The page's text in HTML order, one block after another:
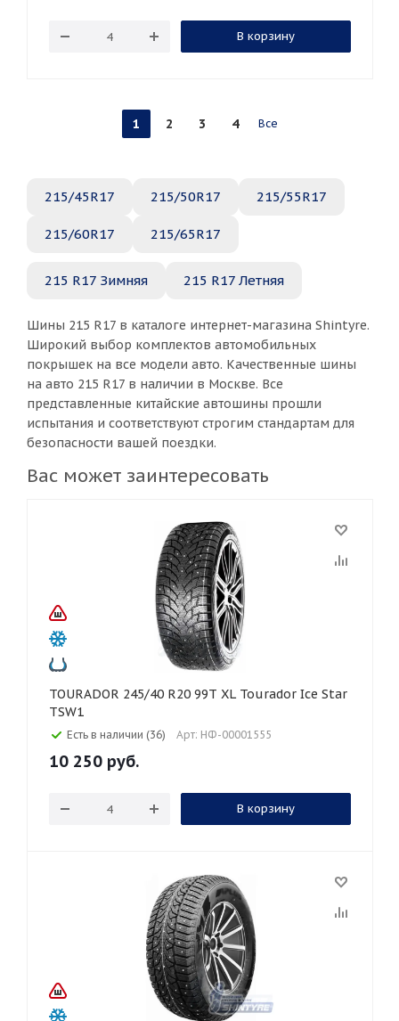
В корзину
1 2 3 4 Все
215/45R17 215/50R17 215/55R17
215/60R17 215/65R17
215 R17 Зимняя 215 R17 Летняя
Шины 215 R17 в каталоге интернет-магазина Shintyre.
Широкий выбор комплектов автомобильных
покрышек на все модели авто. Качественные шины
на авто 215 R17 в наличии в Москве. Все
представленные китайские автошины прошли
испытания и соответствуют строгим стандартам для
безопасности вашей поездки.
Вас может заинтересовать
TOURADOR 245/40 R20 99T XL Tourador Ice Star
TSW1
Есть в наличии (36) Арт: НФ-00001555
10 250 руб.
В корзину